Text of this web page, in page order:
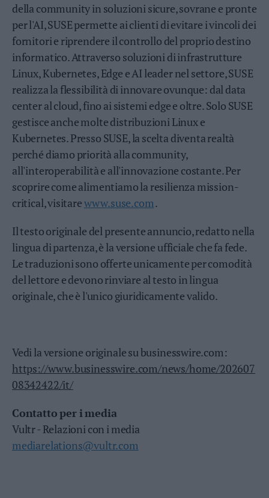
della community in soluzioni sicure, sovrane e pronte
per l'AI, SUSE permette ai clienti di evitare i vincoli dei
fornitori e riprendere il controllo del proprio destino
informatico. Attraverso soluzioni di infrastrutture
Linux, Kubernetes, Edge e AI leader nel settore, SUSE
realizza la flessibilità di innovare ovunque: dal data
center al cloud, fino ai sistemi edge e oltre. Solo SUSE
gestisce anche molte distribuzioni Linux e
Kubernetes. Presso SUSE, la scelta diventa realtà
perché diamo priorità alla community,
all'interoperabilità e all'innovazione costante. Per
scoprire come alimentiamo la resilienza mission-
critical, visitarewww.suse.com.
Il testo originale del presente annuncio, redatto nella
lingua di partenza, è la versione ufficiale che fa fede.
Le traduzioni sono offerte unicamente per comodità
del lettore e devono rinviare al testo in lingua
originale, che è l'unico giuridicamente valido.
Vedi la versione originale su businesswire.com:
https://www.businesswire.com/news/home/202607
08342422/it/
Contatto per i media
Vultr - Relazioni con i media
mediarelations@vultr.com